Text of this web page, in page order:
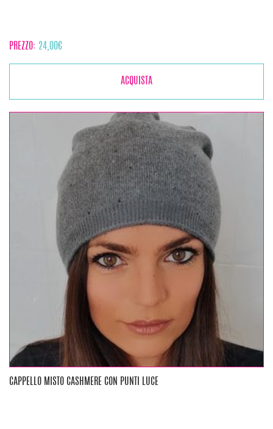
PREZZO: 24,00€
ACQUISTA
CAPPELLO MISTO CASHMERE CON PUNTI LUCE